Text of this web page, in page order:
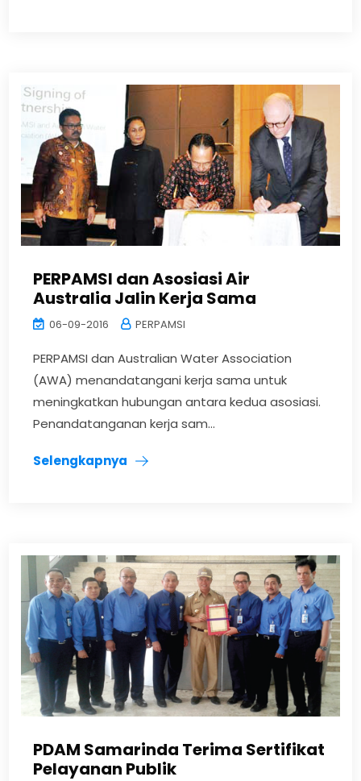
PERPAMSI dan Asosiasi Air
Australia Jalin Kerja Sama
06-09-2016 PERPAMSI
PERPAMSI dan Australian Water Association
(AWA) menandatangani kerja sama untuk
meningkatkan hubungan antara kedua asosiasi.
Penandatanganan kerja sam...
Selengkapnya
PDAM Samarinda Terima Sertifikat
Pelayanan Publik